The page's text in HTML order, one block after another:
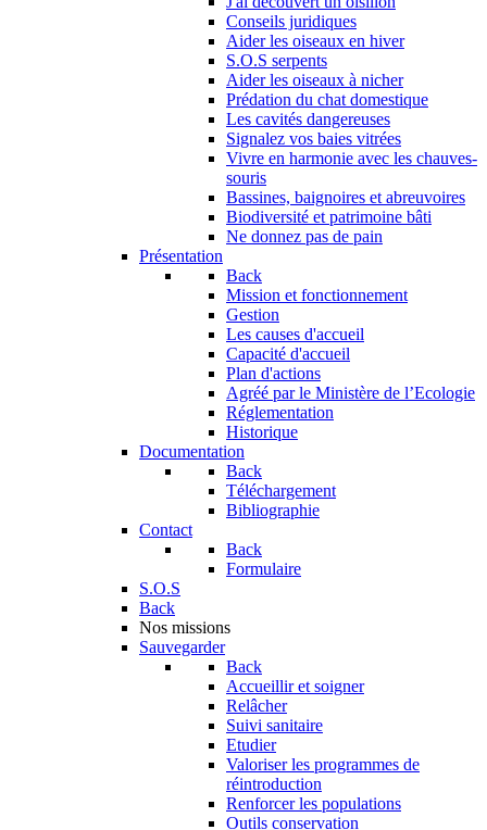
Conseils juridiques
Aider les oiseaux en hiver
S.O.S serpents
Aider les oiseaux à nicher
Prédation du chat domestique
Les cavités dangereuses
Signalez vos baies vitrées
Vivre en harmonie avec les chauves-
souris
Bassines, baignoires et abreuvoires
Biodiversité et patrimoine bâti
Ne donnez pas de pain
Présentation
Back
Mission et fonctionnement
Gestion
Les causes d'accueil
Capacité d'accueil
Plan d'actions
Agréé par le Ministère de l’Ecologie
Réglementation
Historique
Documentation
Back
Téléchargement
Bibliographie
Contact
Back
Formulaire
S.O.S
Back
Nos missions
Sauvegarder
Back
Accueillir et soigner
Relâcher
Suivi sanitaire
Etudier
Valoriser les programmes de
réintroduction
Renforcer les populations
Outils conservation